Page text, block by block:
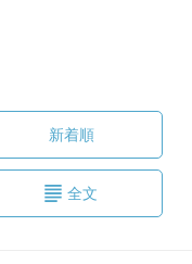
新着順
全文